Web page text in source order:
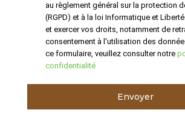
au règlement général sur la protection
(RGPD) et à la loi Informatique et
et exercer vos droits, notamment de
consentement à l'utilisation des
ce formulaire, veuillez consulter notre
confidentialité
Envoyer